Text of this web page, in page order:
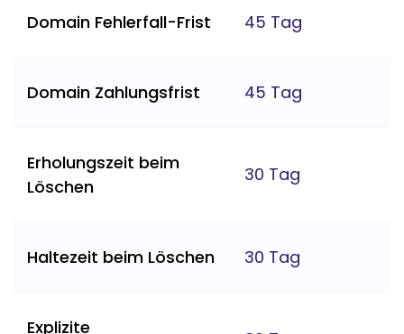
Domain Fehlerfall-Frist 45 Tag
Domain Zahlungsfrist 45 Tag
Erholungszeit beim
Löschen
30 Tag
Haltezeit beim Löschen 30 Tag
Explizite